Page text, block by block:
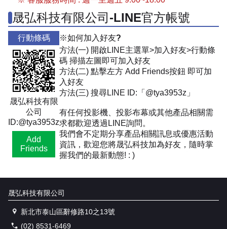
晟弘科技有限公司-LINE官方帳號
行動條碼
晟弘科技有限
公司
ID:@tya3953z
Add
Friends
※如何加入好友?
方法(一) 開啟LINE主選單>加入好友>行動條
碼 掃描左圖即可加入好友
方法(二) 點擊左方 Add Friends按鈕 即可加
入好友
方法(三) 搜尋LINE ID:「@tya3953z」
有任何投影機、投影布幕或其他產品相關需
求都歡迎透過LINE詢問。
我們會不定期分享產品相關訊息或優惠活動
資訊，歡迎您將晟弘科技加為好友，隨時掌
握我們的最新動態! : )
晟弘科技有限公司
新北市泰山區辭修路10之13號
(02) 8531-6469